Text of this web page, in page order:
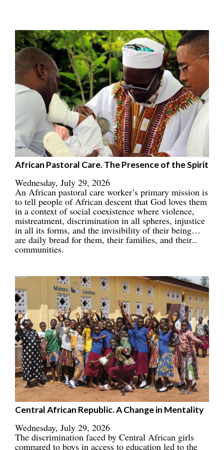
African Pastoral Care. The Presence of the Spirit
Wednesday, July 29, 2026
An African pastoral care worker’s primary mission is
to tell people of African descent that God loves them
in a context of social coexistence where violence,
mistreatment, discrimination in all spheres, injustice
in all its forms, and the invisibility of their being…
are daily bread for them, their families, and their
communities.
Central African Republic. A Change in Mentality
Wednesday, July 29, 2026
The discrimination faced by Central African girls
compared to boys in access to education led to the